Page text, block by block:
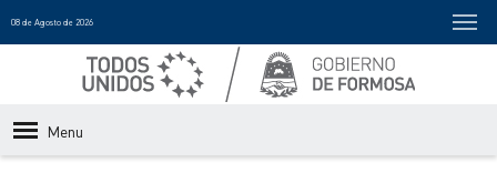
08 de Agosto de 2026
Menu